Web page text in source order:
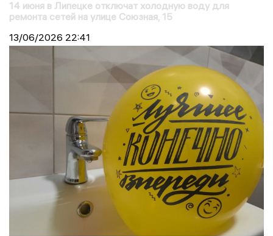
14 июня в Липецке отключат холодную воду для
ремонта сетей на улице Союзная, 15
13/06/2026 22:41